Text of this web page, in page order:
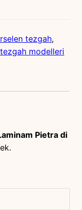
tezgah
modelleri
Pietra di